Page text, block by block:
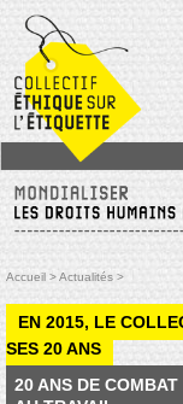
Accueil >Actualités >
EN 2015, LE
SES 20 ANS
20 ANS DE